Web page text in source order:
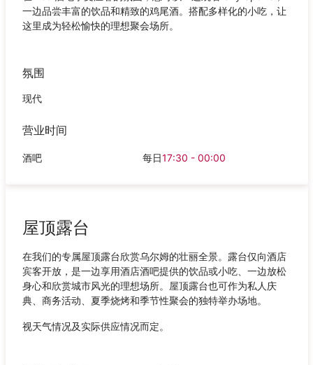
一边品尝丰富的饮品和精致的鸡尾酒。搭配多样化的小吃，让
这里成为轻松愉快的理想聚会场所。
氛围
现代
营业时间
酒吧 每日17:30 - 00:00
屋顶露台
在我们的专属屋顶露台欣赏乌尔姆的壮丽全景。露台仅向酒店
宾客开放，是一边享用酒店酒吧提供的饮品或小吃、一边放松
身心和欣赏城市风光的理想场所。屋顶露台也可作为私人庆
典、商务活动、夏季烧烤和季节性聚会的独特举办场地。
视天气情况及实际供应情况而定。